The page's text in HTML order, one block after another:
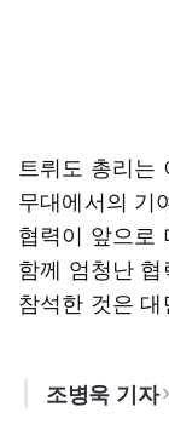
트뤼도 총리는
무대에서의 기
협력이 앞으로
함께 엄청난 협
참석한 것은
조병욱 기자